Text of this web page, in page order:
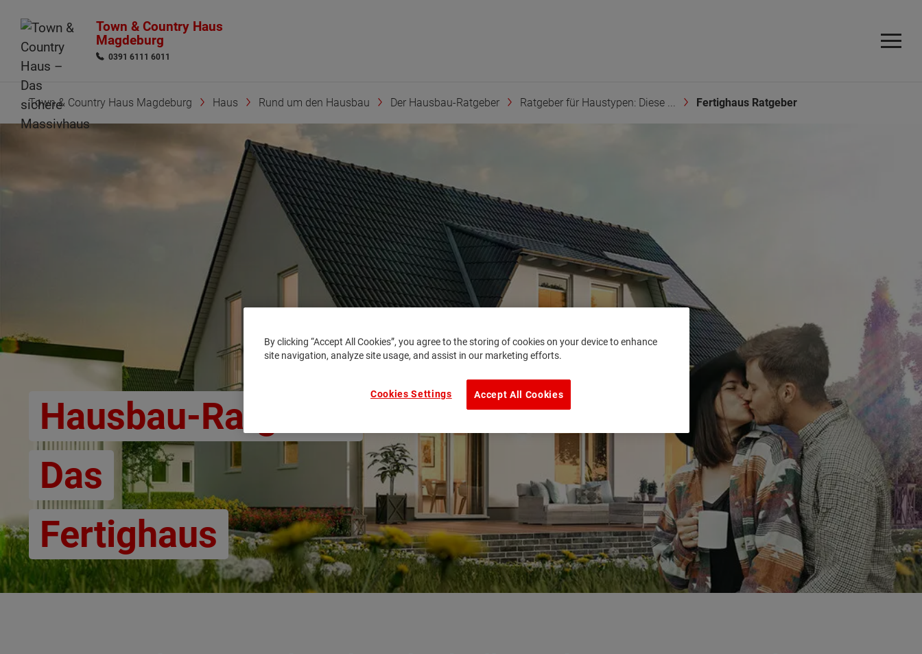
Town & Country Haus
Magdeburg
0391 6111 6011
Town & Country Haus Magdeburg Haus Rund um den Hausbau Der Hausbau-Ratgeber Ratgeber für Haustypen: Diese ... Fertighaus Ratgeber
Hausbau-Ratgeber
Das
Fertighaus
By clicking “Accept All Cookies”, you agree to the storing of cookies on your device to enhance
site navigation, analyze site usage, and assist in our marketing efforts.
Accept All Cookies
Cookies Settings